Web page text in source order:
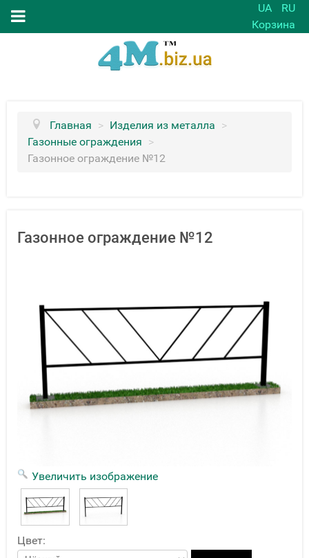
UA
RU
Корзина
Главная > Изделия из металла >
Газонные ограждения >
Газонное ограждение №12
Газонное ограждение №12
Увеличить изображение
Цвет: